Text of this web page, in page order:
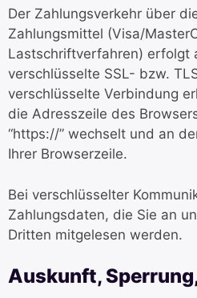
Der Zahlungsverkehr über
Zahlungsmittel (Visa/
Lastschriftverfahren) erfolgt
verschlüsselte SSL- bzw.
verschlüsselte Verbindung
die Adresszeile des
“https://” wechselt und an
Ihrer Browserzeile.
Bei verschlüsselter
Zahlungsdaten, die Sie an
Dritten mitgelesen werden.
Auskunft,